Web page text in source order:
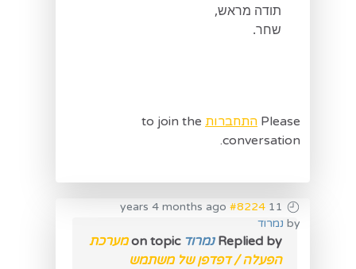
תודה מראש,
שחר.
Please התחברות to join the
conversation.
11 years 4 months ago
#8224
by נמרוד
Replied by נמרוד on topic
מערכת
הפעלה / דפדפן של משתמש